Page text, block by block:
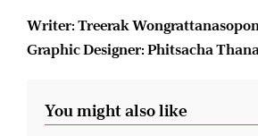
Writer: Treerak
Graphic Designer: Phitsacha
You might also like